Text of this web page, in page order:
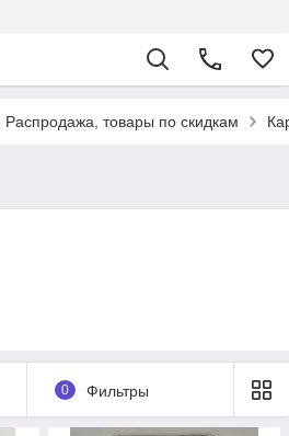
Распродажа, товары по скидкам
0 Фильтры